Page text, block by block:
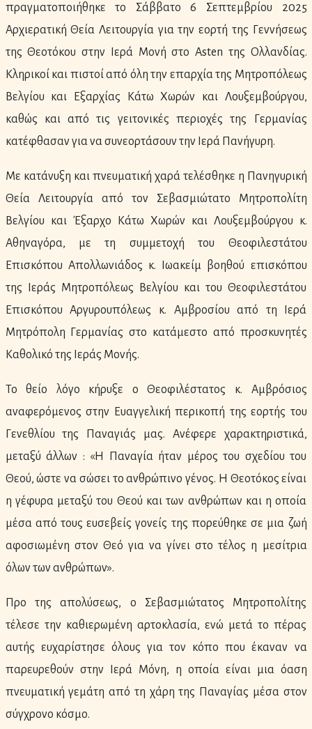
πραγματοποιήθηκε το Σάββατο 6 Σεπτεμβρίου 2025
Αρχιερατική Θεία Λειτουργία για την εορτή της Γεννήσεως
της Θεοτόκου στην Ιερά Μονή στο Asten της Ολλανδίας.
Κληρικοί και πιστοί από όλη την επαρχία της Μητροπόλεως
Βελγίου και Εξαρχίας Κάτω Χωρών και Λουξεμβούργου,
καθώς και από τις γειτονικές περιοχές της Γερμανίας
κατέφθασαν για να συνεορτάσουν την Ιερά Πανήγυρη.
Με κατάνυξη και πνευματική χαρά τελέσθηκε η Πανηγυρική
Θεία Λειτουργία από τον Σεβασμιώτατο Μητροπολίτη
Βελγίου και Έξαρχο Κάτω Χωρών και Λουξεμβούργου κ.
Αθηναγόρα, με τη συμμετοχή του Θεοφιλεστάτου
Επισκόπου Απολλωνιάδος κ. Ιωακείμ βοηθού επισκόπου
της Ιεράς Μητροπόλεως Βελγίου και του Θεοφιλεστάτου
Επισκόπου Αργυρουπόλεως κ. Αμβροσίου από τη Ιερά
Μητρόπολη Γερμανίας στο κατάμεστο από προσκυνητές
Καθολικό της Ιεράς Μονής.
Το θείο λόγο κήρυξε ο Θεοφιλέστατος κ. Αμβρόσιος
αναφερόμενος στην Ευαγγελική περικοπή της εορτής του
Γενεθλίου της Παναγιάς μας. Ανέφερε χαρακτηριστικά,
μεταξύ άλλων : «Η Παναγία ήταν μέρος του σχεδίου του
Θεού, ώστε να σώσει το ανθρώπινο γένος. Η Θεοτόκος είναι
η γέφυρα μεταξύ του Θεού και των ανθρώπων και η οποία
μέσα από τους ευσεβείς γονείς της πορεύθηκε σε μια ζωή
αφοσιωμένη στον Θεό για να γίνει στο τέλος η μεσίτρια
όλων των ανθρώπων».
Προ της απολύσεως, ο Σεβασμιώτατος Μητροπολίτης
τέλεσε την καθιερωμένη αρτοκλασία, ενώ μετά το πέρας
αυτής ευχαρίστησε όλους για τον κόπο που έκαναν να
παρευρεθούν στην Ιερά Μόνη, η οποία είναι μια όαση
πνευματική γεμάτη από τη χάρη της Παναγίας μέσα στον
σύγχρονο κόσμο.